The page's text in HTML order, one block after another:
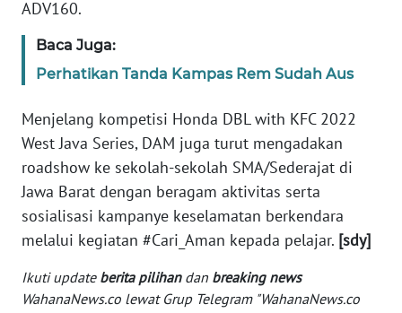
ADV160.
Baca Juga:
Perhatikan Tanda Kampas Rem Sudah Aus
Menjelang kompetisi Honda DBL with KFC 2022
West Java Series, DAM juga turut mengadakan
roadshow ke sekolah-sekolah SMA/Sederajat di
Jawa Barat dengan beragam aktivitas serta
sosialisasi kampanye keselamatan berkendara
melalui kegiatan #Cari_Aman kepada pelajar. [sdy]
Ikuti update berita pilihandan breaking news
WahanaNews.co lewat Grup Telegram "WahanaNews.co
WN
WN
WN
WN
LAMPUNG
WN
JATENG